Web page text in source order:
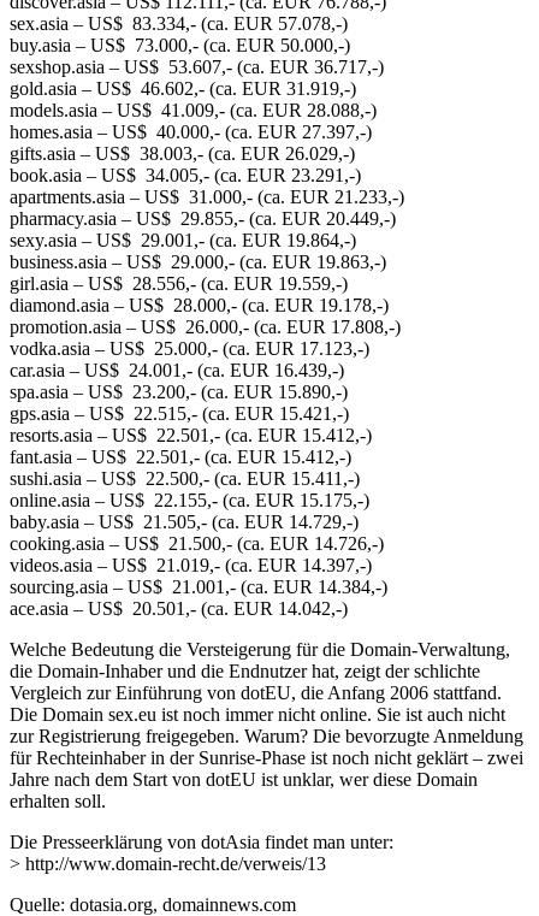
sex.asia – US$ 83.334,- (ca. EUR 57.078,-)
buy.asia – US$ 73.000,- (ca. EUR 50.000,-)
sexshop.asia – US$ 53.607,- (ca. EUR 36.717,-)
gold.asia – US$ 46.602,- (ca. EUR 31.919,-)
models.asia – US$ 41.009,- (ca. EUR 28.088,-)
homes.asia – US$ 40.000,- (ca. EUR 27.397,-)
gifts.asia – US$ 38.003,- (ca. EUR 26.029,-)
book.asia – US$ 34.005,- (ca. EUR 23.291,-)
apartments.asia – US$ 31.000,- (ca. EUR 21.233,-)
pharmacy.asia – US$ 29.855,- (ca. EUR 20.449,-)
sexy.asia – US$ 29.001,- (ca. EUR 19.864,-)
business.asia – US$ 29.000,- (ca. EUR 19.863,-)
girl.asia – US$ 28.556,- (ca. EUR 19.559,-)
diamond.asia – US$ 28.000,- (ca. EUR 19.178,-)
promotion.asia – US$ 26.000,- (ca. EUR 17.808,-)
vodka.asia – US$ 25.000,- (ca. EUR 17.123,-)
car.asia – US$ 24.001,- (ca. EUR 16.439,-)
spa.asia – US$ 23.200,- (ca. EUR 15.890,-)
gps.asia – US$ 22.515,- (ca. EUR 15.421,-)
resorts.asia – US$ 22.501,- (ca. EUR 15.412,-)
fant.asia – US$ 22.501,- (ca. EUR 15.412,-)
sushi.asia – US$ 22.500,- (ca. EUR 15.411,-)
online.asia – US$ 22.155,- (ca. EUR 15.175,-)
baby.asia – US$ 21.505,- (ca. EUR 14.729,-)
cooking.asia – US$ 21.500,- (ca. EUR 14.726,-)
videos.asia – US$ 21.019,- (ca. EUR 14.397,-)
sourcing.asia – US$ 21.001,- (ca. EUR 14.384,-)
ace.asia – US$ 20.501,- (ca. EUR 14.042,-)
Welche Bedeutung die Versteigerung für die Domain-Verwaltung,
die Domain-Inhaber und die Endnutzer hat, zeigt der schlichte
Vergleich zur Einführung von dotEU, die Anfang 2006 stattfand.
Die Domain sex.eu ist noch immer nicht online. Sie ist auch nicht
zur Registrierung freigegeben. Warum? Die bevorzugte Anmeldung
für Rechteinhaber in der Sunrise-Phase ist noch nicht geklärt – zwei
Jahre nach dem Start von dotEU ist unklar, wer diese Domain
erhalten soll.
Die Presseerklärung von dotAsia findet man unter:
> http://www.domain-recht.de/verweis/13
Quelle: dotasia.org, domainnews.com